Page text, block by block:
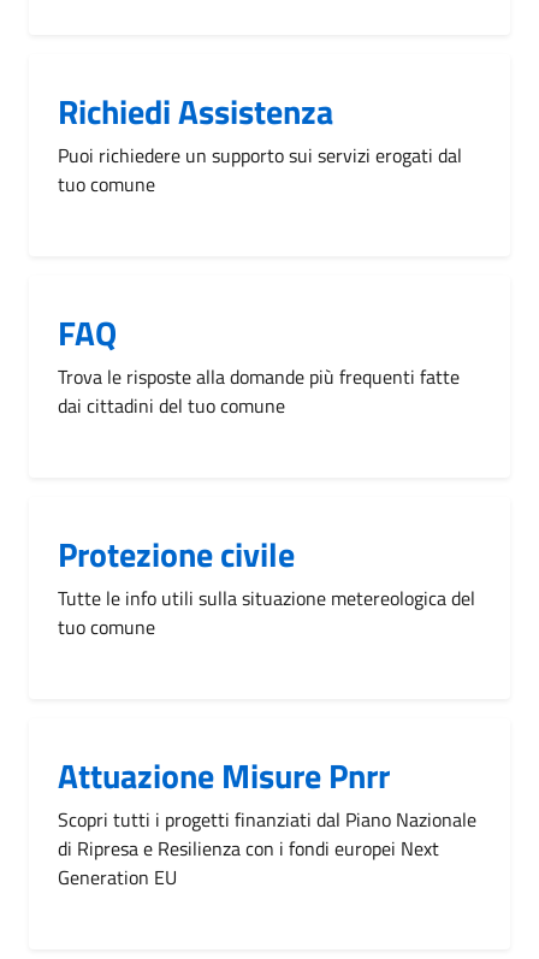
Richiedi Assistenza
Puoi richiedere un supporto sui servizi erogati dal
tuo comune
FAQ
Trova le risposte alla domande più frequenti fatte
dai cittadini del tuo comune
Protezione civile
Tutte le info utili sulla situazione metereologica del
tuo comune
Attuazione Misure Pnrr
Scopri tutti i progetti finanziati dal Piano Nazionale
di Ripresa e Resilienza con i fondi europei Next
Generation EU